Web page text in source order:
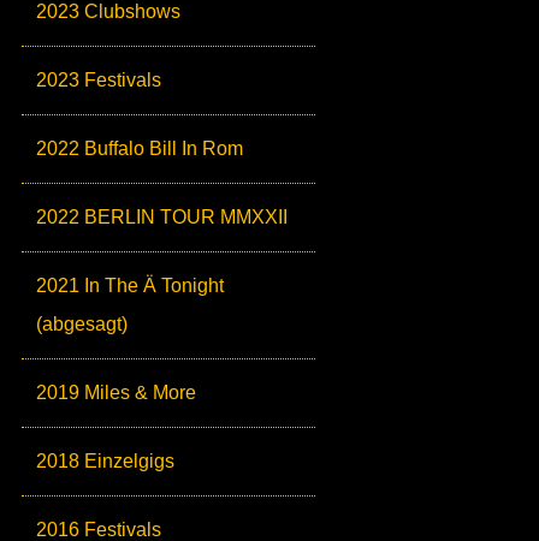
2023 Clubshows
2023 Festivals
2022 Buffalo Bill In Rom
2022 BERLIN TOUR MMXXII
2021 In The Ä Tonight
(abgesagt)
2019 Miles & More
2018 Einzelgigs
2016 Festivals